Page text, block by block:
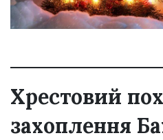
Хрестовий
захоплення